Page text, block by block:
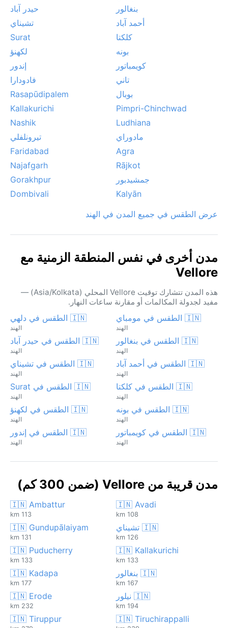
بنغالور
حیدر آباد
أحمد آباد
تشيناي
كلكتا
Surat
بونه
لكهنؤ
كويمباتور
إندور
تاني
فادودارا
بوبال
Rasapūdipalem
Pimpri-Chinchwad
Kallakurichi
Ludhiana
Nashik
مادوراي
تيرونلفلي
Agra
Faridabad
Rājkot
Najafgarh
جمشيدبور
Gorakhpur
Kalyān
Dombivali
عرض الطقس في جميع المدن في الهند
مدن أخرى في نفس المنطقة الزمنية مع
Vellore
هذه المدن تتشارك توقيت Vellore المحلي (Asia/Kolkata) —
مفيد لجدولة المكالمات أو مقارنة ساعات النهار.
🇮🇳 الطقس في مومباي
الهند
🇮🇳 الطقس في دلهي
الهند
🇮🇳 الطقس في بنغالور
الهند
🇮🇳 الطقس في حیدر آباد
الهند
🇮🇳 الطقس في أحمد آباد
الهند
🇮🇳 الطقس في تشيناي
الهند
🇮🇳 الطقس في كلكتا
الهند
🇮🇳 الطقس في Surat
الهند
🇮🇳 الطقس في بونه
الهند
🇮🇳 الطقس في لكهنؤ
الهند
🇮🇳 الطقس في كويمباتور
الهند
🇮🇳 الطقس في إندور
الهند
مدن قريبة من Vellore (ضمن 300 كم)
🇮🇳 Avadi
108 km
🇮🇳 Ambattur
113 km
🇮🇳 تشيناي
126 km
🇮🇳 Gundupālaiyam
131 km
🇮🇳 Kallakurichi
133 km
🇮🇳 Puducherry
133 km
🇮🇳 بنغالور
167 km
🇮🇳 Kadapa
177 km
🇮🇳 نيلور
194 km
🇮🇳 Erode
232 km
🇮🇳 Tiruchirappalli
🇮🇳 Tiruppur